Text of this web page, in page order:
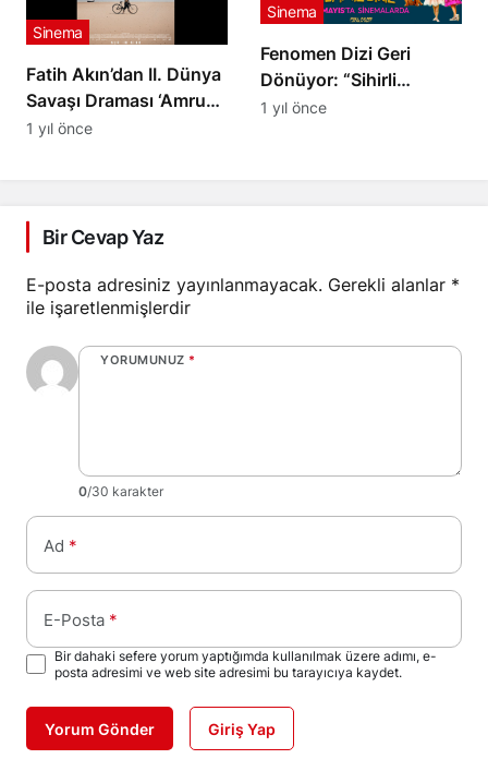
Fatih Akın’dan II. Dünya
Savaşı Draması ‘Amrum’
Cannes’da İlk Kez
Sinema
1 yıl önce
Fenomen Dizi Geri
Dönüyor: “Sihirli
Annem: Hepimiz Biriz”
Sinema
1 yıl önce
Bir Cevap Yaz
E-posta adresiniz yayınlanmayacak. Gerekli alanlar *
ile işaretlenmişlerdir
YORUMUNUZ *
0/30 karakter
Ad *
E-Posta *
Bir dahaki sefere yorum yaptığımda kullanılmak üzere adımı, e-
posta adresimi ve web site adresimi bu tarayıcıya kaydet.
Yorum Gönder Giriş Yap